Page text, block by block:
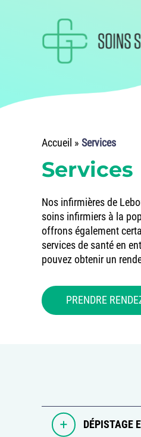
Accueil » Services
Services
Nos infirmières de
soins infirmiers à la
offrons également
services de santé en
pouvez obtenir un
PRENDRE
DÉPISTAGE